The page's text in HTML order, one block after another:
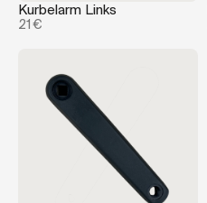
Kurbelarm Links
21 €